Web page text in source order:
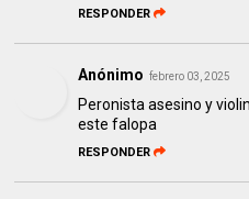
RESPONDER
Anónimo febrero 03, 2025
Peronista asesino y
este falopa
RESPONDER